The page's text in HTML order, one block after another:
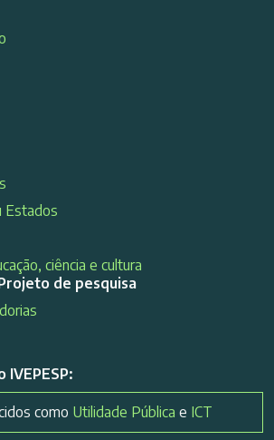
Estados
ciência e cultura
de pesquisa
IVEPESP:
como Utilidade Pública e ICT